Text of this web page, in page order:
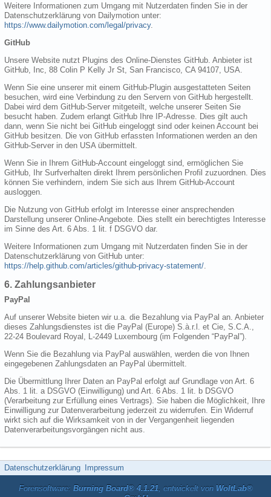
Weitere Informationen zum Umgang mit Nutzerdaten finden Sie in der
Datenschutzerklärung von Dailymotion unter:
https://www.dailymotion.com/legal/privacy.
GitHub
Unsere Website nutzt Plugins des Online-Dienstes GitHub. Anbieter ist
GitHub, Inc, 88 Colin P Kelly Jr St, San Francisco, CA 94107, USA.
Wenn Sie eine unserer mit einem GitHub-Plugin ausgestatteten Seiten
besuchen, wird eine Verbindung zu den Servern von GitHub hergestellt.
Dabei wird dem GitHub-Server mitgeteilt, welche unserer Seiten Sie
besucht haben. Zudem erlangt GitHub Ihre IP-Adresse. Dies gilt auch
dann, wenn Sie nicht bei GitHub eingeloggt sind oder keinen Account bei
GitHub besitzen. Die von GitHub erfassten Informationen werden an den
GitHub-Server in den USA übermittelt.
Wenn Sie in Ihrem GitHub-Account eingeloggt sind, ermöglichen Sie
GitHub, Ihr Surfverhalten direkt Ihrem persönlichen Profil zuzuordnen. Dies
können Sie verhindern, indem Sie sich aus Ihrem GitHub-Account
ausloggen.
Die Nutzung von GitHub erfolgt im Interesse einer ansprechenden
Darstellung unserer Online-Angebote. Dies stellt ein berechtigtes Interesse
im Sinne des Art. 6 Abs. 1 lit. f DSGVO dar.
Weitere Informationen zum Umgang mit Nutzerdaten finden Sie in der
Datenschutzerklärung von GitHub unter:
https://help.github.com/articles/github-privacy-statement/
6. Zahlungsanbieter
PayPal
Auf unserer Website bieten wir u.a. die Bezahlung via PayPal an. Anbieter
dieses Zahlungsdienstes ist die PayPal (Europe) S.à.r.l. et Cie, S.C.A.,
22-24 Boulevard Royal, L-2449 Luxembourg (im Folgenden “PayPal”).
Wenn Sie die Bezahlung via PayPal auswählen, werden die von Ihnen
eingegebenen Zahlungsdaten an PayPal übermittelt.
Die Übermittlung Ihrer Daten an PayPal erfolgt auf Grundlage von Art. 6
Abs. 1 lit. a DSGVO (Einwilligung) und Art. 6 Abs. 1 lit. b DSGVO
(Verarbeitung zur Erfüllung eines Vertrags). Sie haben die Möglichkeit, Ihre
Einwilligung zur Datenverarbeitung jederzeit zu widerrufen. Ein Widerruf
wirkt sich auf die Wirksamkeit von in der Vergangenheit liegenden
Datenverarbeitungsvorgängen nicht aus.
Datenschutzerklärung Impressum
Forensoftware: Burning Board® 4.1.21, entwickelt von WoltLab®